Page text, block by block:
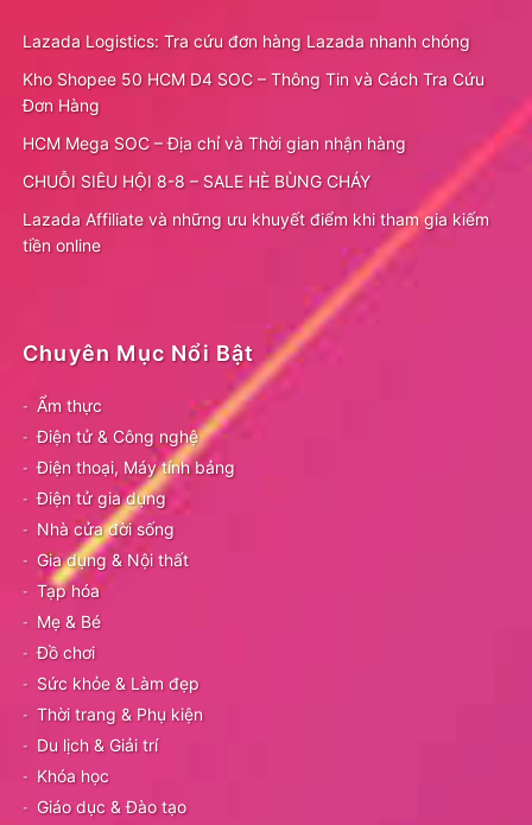
Lazada Logistics: Tra cứu đơn hàng Lazada nhanh chóng
Kho Shopee 50 HCM D4 SOC – Thông Tin và Cách Tra Cứu
Đơn Hàng
HCM Mega SOC – Địa chỉ và Thời gian nhận hàng
CHUỖI SIÊU HỘI 8-8 – SALE HÈ BÙNG CHÁY
Lazada Affiliate và những ưu khuyết điểm khi tham gia kiếm
tiền online
Chuyên Mục Nổi Bật
Ẩm thực
Điện tử & Công nghệ
Điện thoại, Máy tính bảng
Điện tử gia dụng
Nhà cửa đời sống
Gia dụng & Nội thất
Tạp hóa
Mẹ & Bé
Đồ chơi
Sức khỏe & Làm đẹp
Thời trang & Phụ kiện
Du lịch & Giải trí
Khóa học
Giáo dục & Đào tạo